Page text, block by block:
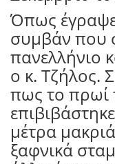
Όπως
συμβάν που
πανελλήνιο
ο κ. Τζήλος.
πως το πρωί
μέτρα
ξαφνικά